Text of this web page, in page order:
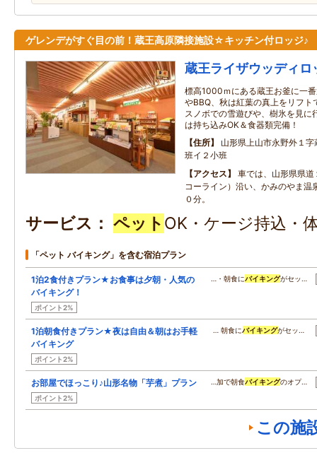
ゲレンデがすぐ目の前！蔵王高原隣接施設☆キッチン付ロッジ♪
蔵王ライザウッディロ
標高1000ｍにある蔵王お釜に一
やBBQ、秋は紅葉の真上をリフト
スノボでの雪遊びや、樹氷を見に
は持ち込みOK＆食器類完備！
住所
山形県上山市永野外１
班イ２小班
アクセス
車では、山形県県
コーライン）沿い、かみのやま温
０分。
サービス ペット OK・ケージ持込・
「ペット バイキング」を含む宿泊プラン
1泊2食付きプラン★お食事は夕朝・人気の
バイキング！
ポイント2%
…・朝食にバイキングがセッ…
1泊朝食付きプラン★夜は自由＆朝はお手軽
バイキング
ポイント2%
… 朝食にバイキングがセッ…
お部屋でほっこり♪山形名物「芋煮」プラン
ポイント2%
…加で朝食バイキングのオプ…
この施